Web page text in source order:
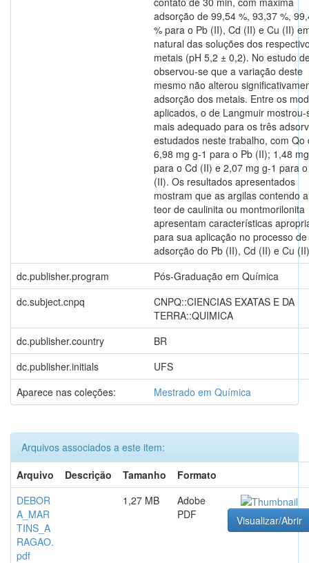
adsorção de 99,54 %, 93,37 %,
% para o Pb (II), Cd (II) e Cu (II)
natural das soluções dos
metais (pH 5,2 ± 0,2). No estudo
observou-se que a variação deste
mesmo não alterou
adsorção dos metais. Entre os
aplicados, o de Langmuir mostrou-
mais adequado para os três
estudados neste trabalho, com Qo
6,98 mg g-1 para o Pb (II); 1,48
para o Cd (II) e 2,07 mg g-1 para
(II). Os resultados apresentados
mostram que as argilas contendo
teor de caulinita ou montmorilonita
apresentam características
para sua aplicação no processo de
adsorção do Pb (II), Cd (II) e Cu
dc.publisher.program
Pós-Graduação em Química
dc.subject.cnpq
CNPQ::CIENCIAS EXATAS E DA
TERRA::QUIMICA
dc.publisher.country
BR
dc.publisher.initials
UFS
Aparece nas coleções:
Mestrado em Química
Arquivos associados a este item:
Arquivo
Descrição Tamanho
Formato
DEBOR
A_MAR
TINS_A
RAGAO.
pdf
1,27 MB
Adobe
PDF
Visualizar/Abrir